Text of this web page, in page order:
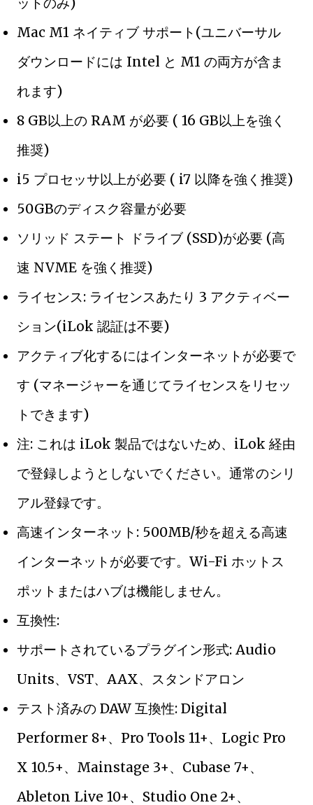
Mac M1 ネイティブ サポート(ユニバーサル
ダウンロードには Intel と M1 の両方が含ま
れます)
8 GB以上の RAM が必要 ( 16 GB以上を強く
推奨)
i5 プロセッサ以上が必要 ( i7 以降を強く推奨)
50GBのディスク容量が必要
ソリッド ステート ドライブ (SSD)が必要 (高
速 NVME を強く推奨)
ライセンス: ライセンスあたり 3 アクティベー
ション(iLok 認証は不要)
アクティブ化するにはインターネットが必要で
す (マネージャーを通じてライセンスをリセッ
トできます)
注: これは iLok 製品ではないため、iLok 経由
で登録しようとしないでください。通常のシリ
アル登録です。
高速インターネット: 500MB/秒を超える高速
インターネットが必要です。Wi-Fi ホットス
ポットまたはハブは機能しません。
互換性:
サポートされているプラ​​グイン形式: Audio
Units、VST、AAX、スタンドアロン
テスト済みの DAW 互換性: Digital
Performer 8+、Pro Tools 11+、Logic Pro
X 10.5+、Mainstage 3+、Cubase 7+、
Ableton Live 10+、Studio One 2+、